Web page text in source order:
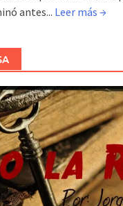
antes... Leer más →